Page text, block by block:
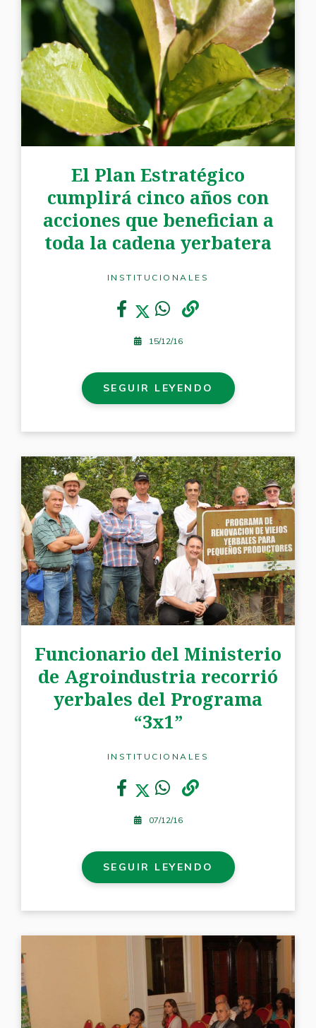
El Plan Estratégico
cumplirá cinco años con
acciones que benefician a
toda la cadena yerbatera
INSTITUCIONALES
15/12/16
SEGUIR LEYENDO
Funcionario del Ministerio
de Agroindustria recorrió
yerbales del Programa
“3x1”
INSTITUCIONALES
07/12/16
SEGUIR LEYENDO